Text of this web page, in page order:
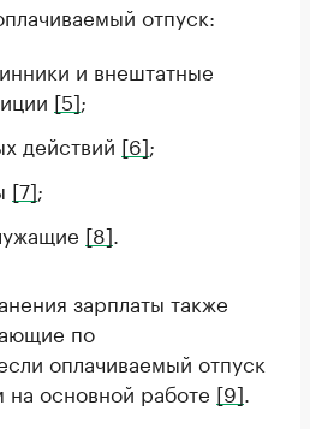
отпуск:
и внештатные
[5];
действий [6];
[7];
[8]
зарплаты также
по
оплачиваемый отпуск
основной работе [9]